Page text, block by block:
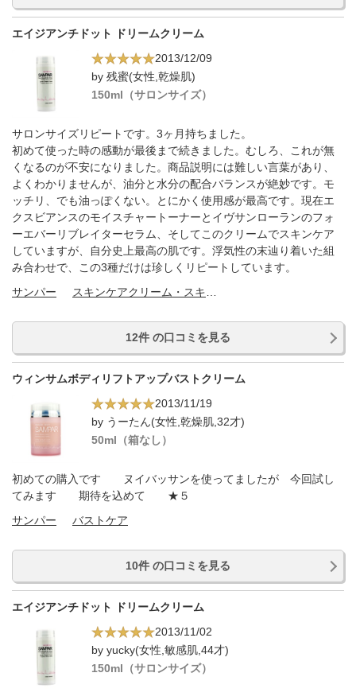
エイジアンチドット ドリームクリーム
2013/12/09
by 残蜜(女性,乾燥肌)
150ml（サロンサイズ）
サロンサイズリピートです。3ヶ月持ちました。
初めて使った時の感動が最後まで続きました。むしろ、これが無
くなるのが不安になりました。商品説明には難しい言葉があり、
よくわかりませんが、油分と水分の配合バランスが絶妙です。モ
ッチリ、でも油っぽくない。とにかく使用感が最高です。現在エ
クスビアンスのモイスチャートーナーとイヴサンローランのフォ
ーエバーリブレイターセラム、そしてこのクリームでスキンケア
していますが、自分史上最高の肌です。浮気性の末辿り着いた組
み合わせで、この3種だけは珍しくリピートしています。
サンパー
12件 の口コミを見る
ウィンサムボディリフトアップバストクリーム
2013/11/19
by うーたん(女性,乾燥肌,32才)
50ml（箱なし）
初めての購入です ヌイバッサンを使ってましたが 今回試し
てみます 期待を込めて ★５
サンパー
バストケア
10件 の口コミを見る
エイジアンチドット ドリームクリーム
2013/11/02
by yucky(女性,敏感肌,44才)
150ml（サロンサイズ）